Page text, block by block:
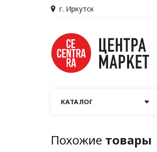
г. Иркутск
КАТАЛОГ
Похожие товары